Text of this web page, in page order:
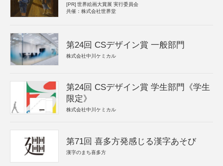
[PR] 世界絵画大賞展 実行委員会
共催：株式会社世界堂
第24回 CSデザイン賞 一般部門
株式会社中川ケミカル
第24回 CSデザイン賞 学生部門《学生
限定》
株式会社中川ケミカル
第71回 喜多方発感じる漢字あそび
漢字のまち喜多方